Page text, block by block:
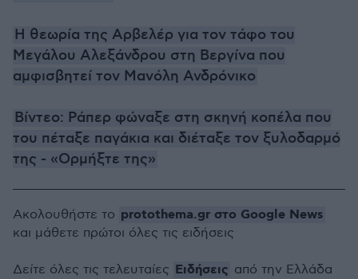
Η θεωρία της Αρβελέρ για τον τάφο του
Μεγάλου Αλεξάνδρου στη Βεργίνα που
αμφισβητεί τον Μανόλη Ανδρόνικο
Βίντεο: Ράπερ φώναξε στη σκηνή κοπέλα που
του πέταξε παγάκια και διέταξε τον ξυλοδαρμό
της - «Ορμήξτε της»
Ακολουθήστε το protothema.gr στο Google News
και μάθετε πρώτοι όλες τις ειδήσεις
Δείτε όλες τις τελευταίες Ειδήσεις από την Ελλάδα